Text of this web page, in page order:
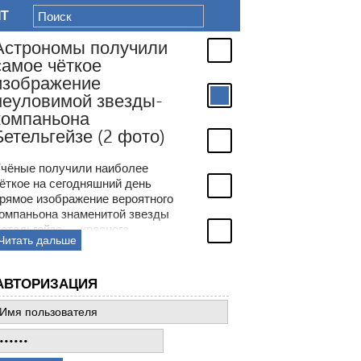
получили
чёткое
звезды-
(2 фото)
получили наиболее
на сегодняшний день
изображение вероятного
знаменитой звезды
— красного
в созвездии
обсуждали странности
яркости
и только недавно
воочию увидеть её
неуловимого компаньона —
звезды в окрестностях
дальше